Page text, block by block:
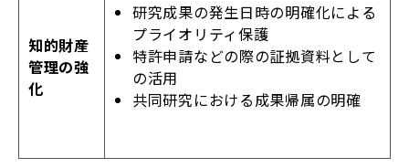
知的財産
管理の強
化
研究成果の発生日時の明確化による
プライオリティ保護
特許申請などの際の証拠資料として
の活用
共同研究における成果帰属の明確